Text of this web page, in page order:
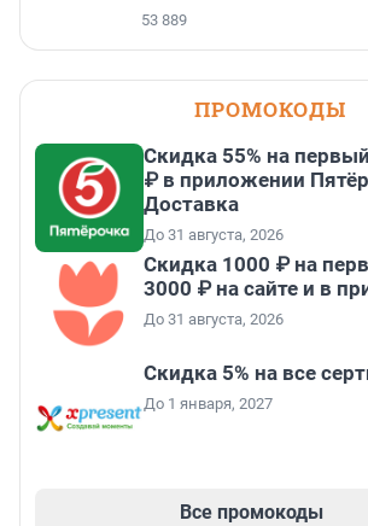
53 889
ПРОМОКОДЫ
Скидка 55% на
₽ в приложении
Доставка
До 31 августа, 2026
Скидка 1000 ₽ на
3000 ₽ на сайте и в
До 31 августа, 2026
Скидка 5% на все
До 1 января, 2027
Все промокоды